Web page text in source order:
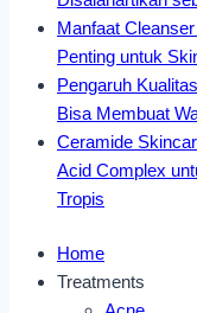
Manfaat
Penting untuk
Pengaruh
Bisa Membuat
Ceramide
Acid Complex
Tropis
Home
Treatments